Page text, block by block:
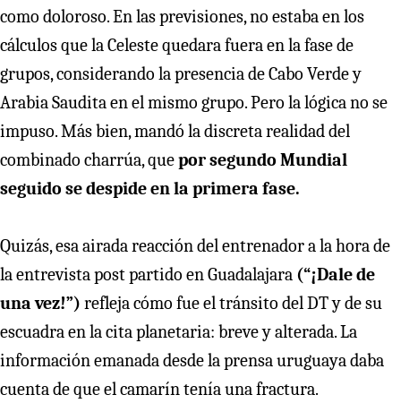
como doloroso. En las previsiones, no estaba en los
cálculos que la Celeste quedara fuera en la fase de
grupos, considerando la presencia de Cabo Verde y
Arabia Saudita en el mismo grupo. Pero la lógica no se
impuso. Más bien, mandó la discreta realidad del
combinado charrúa, quepor segundo Mundial
seguido se despide en la primera fase.
Quizás, esa airada reacción del entrenador a la hora de
la entrevista post partido en Guadalajara (“¡Dale de
una vez!”) refleja cómo fue el tránsito del DT y de su
escuadra en la cita planetaria: breve y alterada. La
información emanada desde la prensa uruguaya daba
cuenta de que el camarín tenía una fractura.